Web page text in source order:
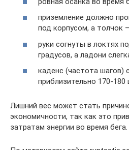
приземление должно
под корпусом, а толчок
руки согнуты в локтях
градусов, а ладони
каденс (частота шагов)
приблизительно 170-180
Лишний вес может стать
экономичности, так как это
затратам энергии во время бега.